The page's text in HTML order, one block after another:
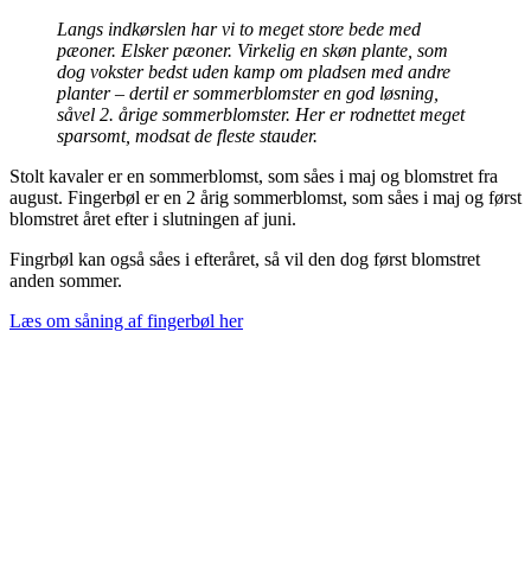
Langs indkørslen har vi to meget store bede med
pæoner. Elsker pæoner. Virkelig en skøn plante, som
dog vokster bedst uden kamp om pladsen med andre
planter – dertil er sommerblomster en god løsning,
såvel 2. årige sommerblomster. Her er rodnettet meget
sparsomt, modsat de fleste stauder.
Stolt kavaler er en sommerblomst, som såes i maj og blomstret fra
august. Fingerbøl er en 2 årig sommerblomst, som såes i maj og først
blomstret året efter i slutningen af juni.
Fingrbøl kan også såes i efteråret, så vil den dog først blomstret
anden sommer.
Læs om såning af fingerbøl her